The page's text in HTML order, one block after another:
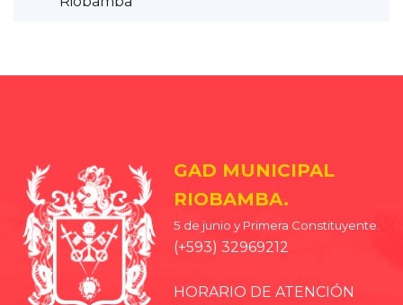
GAD MUNICIPAL
RIOBAMBA.
5 de junio y Primera Constituyente.
(+593) 32969212
HORARIO DE ATENCIÓN